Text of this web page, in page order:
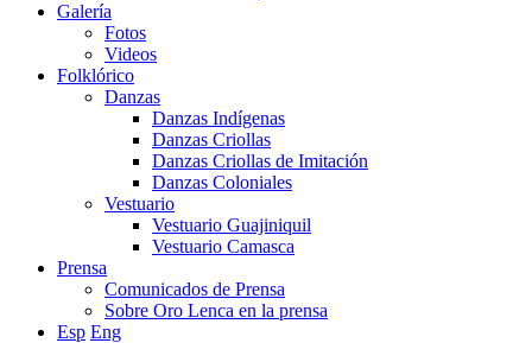
Galería
Fotos
Videos
Folklórico
Danzas
Danzas Indígenas
Danzas Criollas
Danzas Criollas de Imitación
Danzas Coloniales
Vestuario
Vestuario Guajiniquil
Vestuario Camasca
Prensa
Comunicados de Prensa
Sobre Oro Lenca en la prensa
Esp Eng